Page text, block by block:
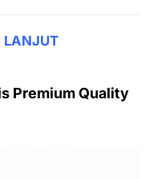
LANJUT
Premium Quality